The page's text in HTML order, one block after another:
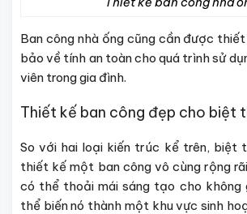
Ban công nhà ống cũng cần được
bảo về tính an toàn cho quá trình sử
viên trong gia đình.
Thiết kế ban công đẹp cho biệt
So với hai loại kiến trúc kể trên, biệt
thiết kế một ban công vô cùng rộng
có thể thoải mái sáng tạo cho không
thể biến nó thành một khu vực sinh